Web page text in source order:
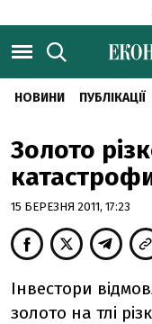
НОВИНИ ПУБЛІКАЦІЇ
Золото
15 БЕРЕЗНЯ 2011, 17:23
Інвестори
золото на тлі